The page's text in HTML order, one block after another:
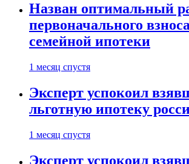
Назван оптимальный
первоначального
семейной ипотеки
1 месяц спустя
Эксперт успокоил
льготную ипотеку
1 месяц спустя
Эксперт успокоил